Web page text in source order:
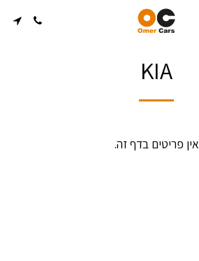
KIA
אין פריטים בדף זה.